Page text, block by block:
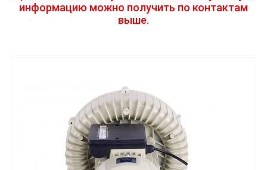
информацию можно получить по контактам
выше.